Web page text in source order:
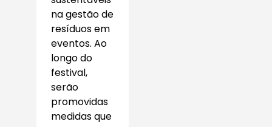
na gestão de
resíduos em
eventos. Ao
longo do
festival,
serão
promovidas
medidas que